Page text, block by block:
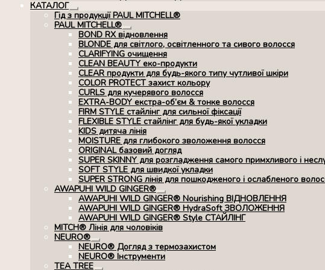
КАТАЛОГ
Розгорнуте
вкладене
меню
Гід з продукції PAUL MITCHELL®
PAUL MITCHELL®
Розгорнуте
вкладене
меню
BOND RX вiдновлення
BLONDE для світлого, освітленного та сивого волосся
CLARIFYING очищення
CLEAN BEAUTY еко-продукти
CLEAR продукти для будь-якого типу чутливої шкіри
COLOR PROTECT захист кольору
CURLS для кучерявого волосся
EXTRA-BODY екстра-об’єм & тонке волосся
FIRM STYLE стайлінг для сильної фіксації
FLEXIBLE STYLE стайлінг для будь-якої укладки
KIDS дитяча лінія
MOISTURE для глибокого зволоження волосся
ORIGINAL базовий догляд
SUPER SKINNY для розгладження самого примхливого і
SOFT STYLE для швидкої укладки
SUPER STRONG лінія для пошкодженого і ослабленого
AWAPUHI WILD GINGER®
Розгорнуте
вкладене
меню
AWAPUHI WILD GINGER® Nourishing ВІДНОВЛЕННЯ
AWAPUHI WILD GINGER® HydraSoft ЗВОЛОЖЕННЯ
AWAPUHI WILD GINGER® Style СТАЙЛІНГ
MITCH® Лінія для чоловіків
NEURO®
Розгорнуте
вкладене
меню
NEURO® Догляд з термозахистом
NEURO® Інструменти
TEA TREE